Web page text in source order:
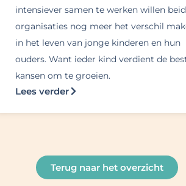
intensiever samen te werken willen
organisaties nog meer het verschil
in het leven van jonge kinderen en hun
ouders. Want ieder kind verdient de
kansen om te groeien.
Lees verder
Terug naar het overzicht